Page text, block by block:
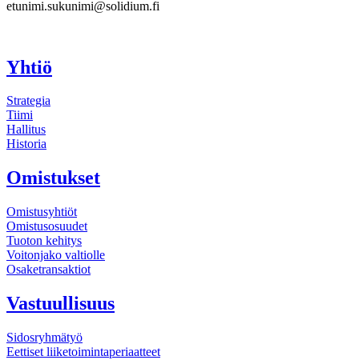
etunimi.sukunimi@solidium.fi
Yhtiö
Strategia
Tiimi
Hallitus
Historia
Omistukset
Omistusyhtiöt
Omistusosuudet
Tuoton kehitys
Voitonjako valtiolle
Osaketransaktiot
Vastuullisuus
Sidosryhmätyö
Eettiset liiketoiminta­periaatteet